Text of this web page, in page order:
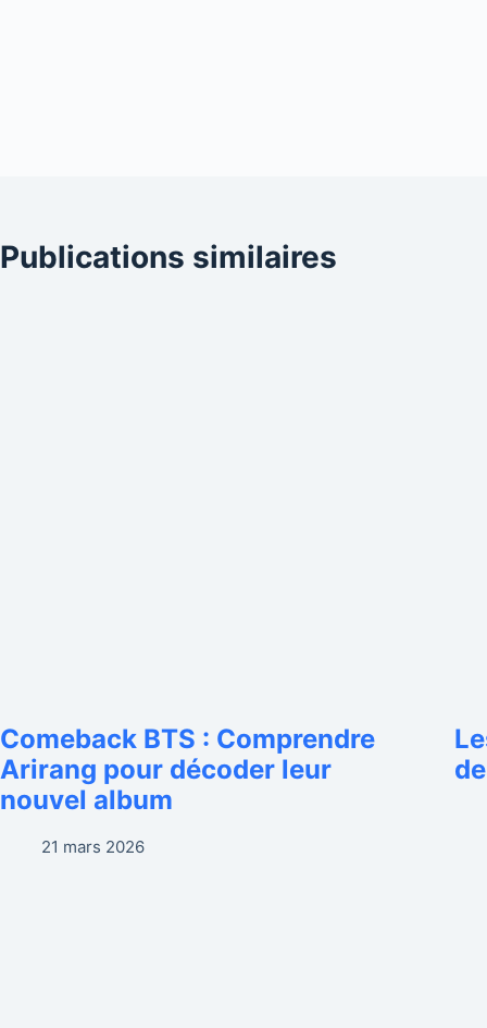
Publications similaires
Comeback BTS : Comprendre
Arirang pour décoder leur
nouvel album
21 mars 2026